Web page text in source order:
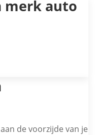
merk auto
de voorzijde van je